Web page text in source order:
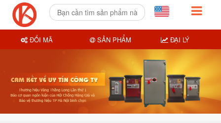
ĐỔI MÃ SẢN PHẨM ĐẠI LÝ